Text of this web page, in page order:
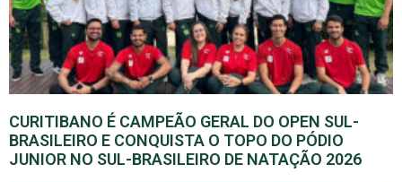
CURITIBANO É CAMPEÃO GERAL DO OPEN SUL-
BRASILEIRO E CONQUISTA O TOPO DO PÓDIO
JUNIOR NO SUL-BRASILEIRO DE NATAÇÃO 2026